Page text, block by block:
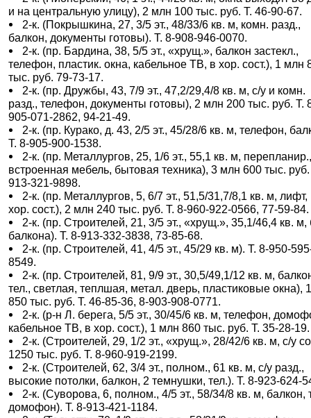
и на центральную улицу), 2 млн 100 тыс. руб. Т. 46-90-67.
2-к. (Покрышкина, 27, 3/5 эт., 48/33/6 кв. м, комн. разд.,
балкон, документы готовы). Т. 8-908-946-0070.
2-к. (пр. Бардина, 38, 5/5 эт., «хрущ.», балкон застекл.,
телефон, пластик. окна, кабельное ТВ, в хор. сост.), 1 млн
тыс. руб. 79-73-17.
2-к. (пр. Дружбы, 43, 7/9 эт., 47,2/29,4/8 кв. м, с/у и комн.
разд., телефон, документы готовы), 2 млн 200 тыс. руб. Т.
905-071-2862, 94-21-49.
2-к. (пр. Курако, д. 43, 2/5 эт., 45/28/6 кв. м, телефон,
Т. 8-905-900-1538.
2-к. (пр. Металлургов, 25, 1/6 эт., 55,1 кв. м,
встроенная мебель, бытовая техника), 3 млн 600 тыс.
913-321-9898.
2-к. (пр. Металлургов, 5, 6/7 эт., 51,5/31,7/8,1 кв. м, лифт,
хор. сост.), 2 млн 240 тыс. руб. Т. 8-960-922-0566, 77-59-84.
2-к. (пр. Строителей, 21, 3/5 эт., «хрущ.», 35,1/46,4 кв. м,
балкона). Т. 8-913-332-3838, 73-85-68.
2-к. (пр. Строителей, 41, 4/5 эт., 45/29 кв. м). Т. 8-950-
8549.
2-к. (пр. Строителей, 81, 9/9 эт., 30,5/49,1/12 кв. м,
тел., светлая, теплшая, метал. дверь, пластиковые окна),
850 тыс. руб. Т. 46-85-36, 8-903-908-0771.
2-к. (р-н Л. берега, 5/5 эт., 30/45/6 кв. м, телефон,
кабельное ТВ, в хор. сост.), 1 млн 860 тыс. руб. Т. 35-28-19.
2-к. (Строителей, 29, 1/2 эт., «хрущ.», 28/42/6 кв. м, с/у
1250 тыс. руб. Т. 8-960-919-2199.
2-к. (Строителей, 62, 3/4 эт., полном., 61 кв. м, с/у разд.,
высокие потолки, балкон, 2 темнушки, тел.). Т. 8-923-624-
2-к. (Суворова, 6, полном., 4/5 эт., 58/34/8 кв. м, балкон,
домофон). Т. 8-913-421-1184.